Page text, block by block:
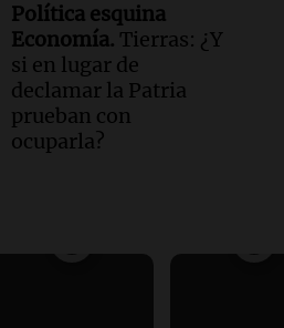
Política esquina
Economía. Tierras: ¿Y
si en lugar de
declamar la Patria
prueban con
ocuparla?